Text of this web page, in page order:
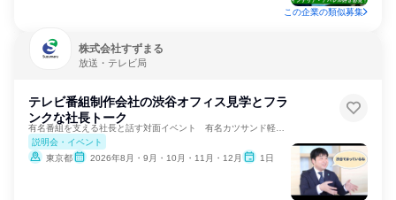
この企業の類似募集
株式会社すずまる
放送・テレビ局
テレビ番組制作会社の渋谷オフィス見学とフラ
ンクな社長トーク
説明会・イベント
東京都
2026年8月・9月・10月・11月・12月 1日